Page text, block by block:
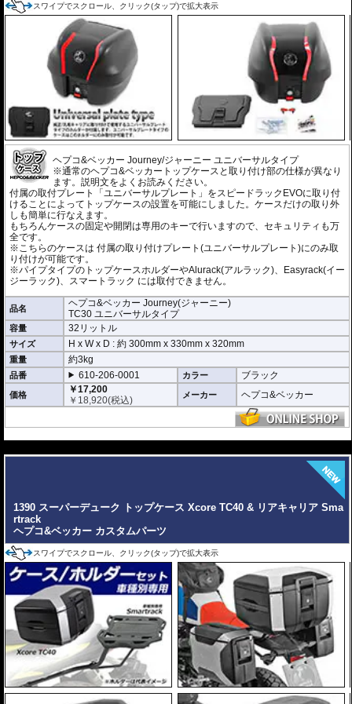
スワイプでスクロール、クリック(タップ)で拡大表示
ヘプコ&ベッカー Journey/ジャーニー ユニバーサルタイプ
※通常のヘプコ&ベッカートップケースと取り付け部の仕様が異なり
ます。説明文をよくお読みください。
付属の取付プレート「ユニバーサルプレート」をスピードラックEVOに取り付
けることによってトップケースの設置を可能にしました。ケースだけの取り外
しも簡単に行なえます。
もちろんケースの固定や開閉は専用のキーで行いますので、セキュリティも万
全です。
※こちらのケースは 付属の取り付けプレート(ユニバーサルプレート)にのみ取
り付けが可能です。
※パイプタイプのトップケースホルダーやAlurack(アルラック)、Easyrack(イー
ジーラック)、スマートラック には取付できません。
品名
ヘプコ&ベッカー Journey(ジャーニー)
TC30 ユニバーサルタイプ
容量 32リットル
サイズ H x W x D : 約300mm x330mm x320mm
重量 約3kg
品番 610-206-0001 カラー ブラック
価格
￥17,200
￥ 18,920(税込) メーカー ヘプコ&ベッカー
1390 スーパーデューク トップケース Xcore TC40 & リアキャリア Sma
rtrack
ヘプコ&ベッカー カスタムパーツ
スワイプでスクロール、クリック(タップ)で拡大表示